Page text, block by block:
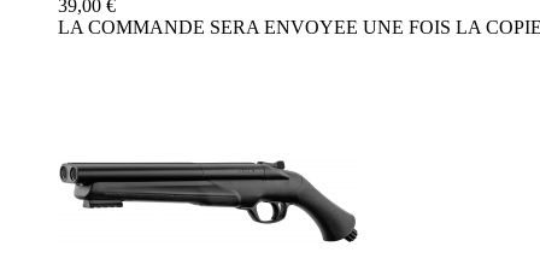
39,00 €
LA COMMANDE SERA ENVOYEE UNE FOIS LA